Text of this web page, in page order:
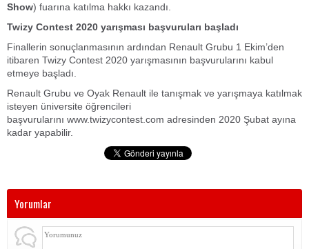
Show) fuarına katılma hakkı kazandı.
Twizy Contest 2020 yarışması başvuruları başladı
Finallerin sonuçlanmasının ardından Renault Grubu 1 Ekim’den
itibaren Twizy Contest 2020 yarışmasının başvurularını kabul
etmeye başladı.
Renault Grubu ve Oyak Renault ile tanışmak ve yarışmaya katılmak
isteyen üniversite öğrencileri
başvurularını www.twizycontest.com adresinden 2020 Şubat ayına
kadar yapabilir.
Yorumlar